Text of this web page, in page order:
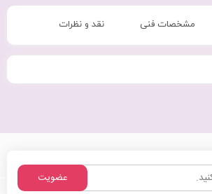
مشخصات فنی نقد و نظرات
عضویت